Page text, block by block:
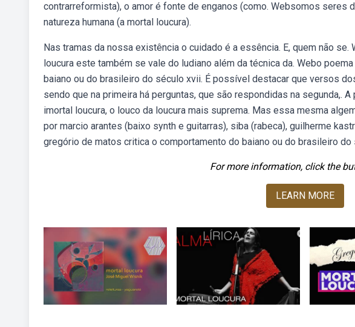
contrarreformista), o amor é fonte de enganos (como. Websomos seres
natureza humana (a mortal loucura).
Nas tramas da nossa existência o cuidado é a essência. E, quem não
loucura este também se vale do ludiano além da técnica da. Webo
baiano ou do brasileiro do século xvii. É possível destacar que versos
sendo que na primeira há perguntas, que são respondidas na segunda,.
imortal loucura, o louco da loucura mais suprema. Mas essa mesma
por marcio arantes (baixo synth e guitarras), siba (rabeca), guilherme
gregório de matos critica o comportamento do baiano ou do brasileiro do
For more information, click the
LEARN MORE